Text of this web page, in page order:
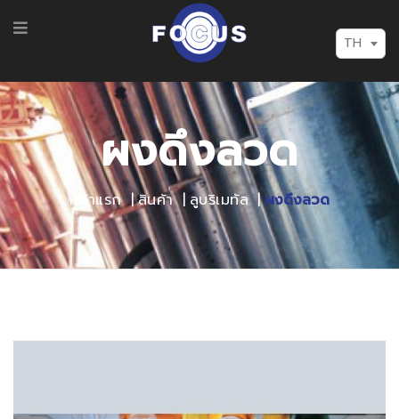
TH
ผงดึงลวด
หน้าแรก สินค้า ลูบริเมทัล ผงดึงลวด